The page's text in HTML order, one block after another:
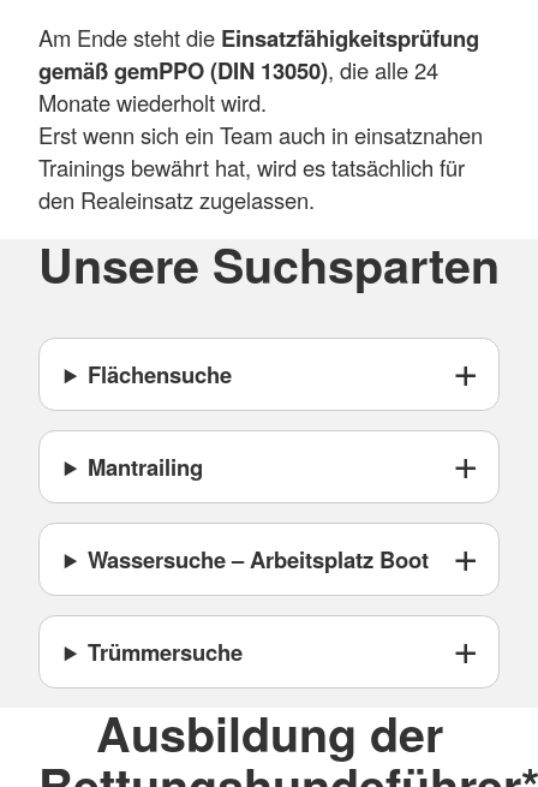
Am Ende steht die Einsatzfähigkeitsprüfung
gemäß gemPPO (DIN 13050), die alle 24
Monate wiederholt wird.
Erst wenn sich ein Team auch in einsatznahen
Trainings bewährt hat, wird es tatsächlich für
den Realeinsatz zugelassen.
Unsere Suchsparten
Flächensuche
Mantrailing
Wassersuche – Arbeitsplatz Boot
Trümmersuche
Ausbildung der